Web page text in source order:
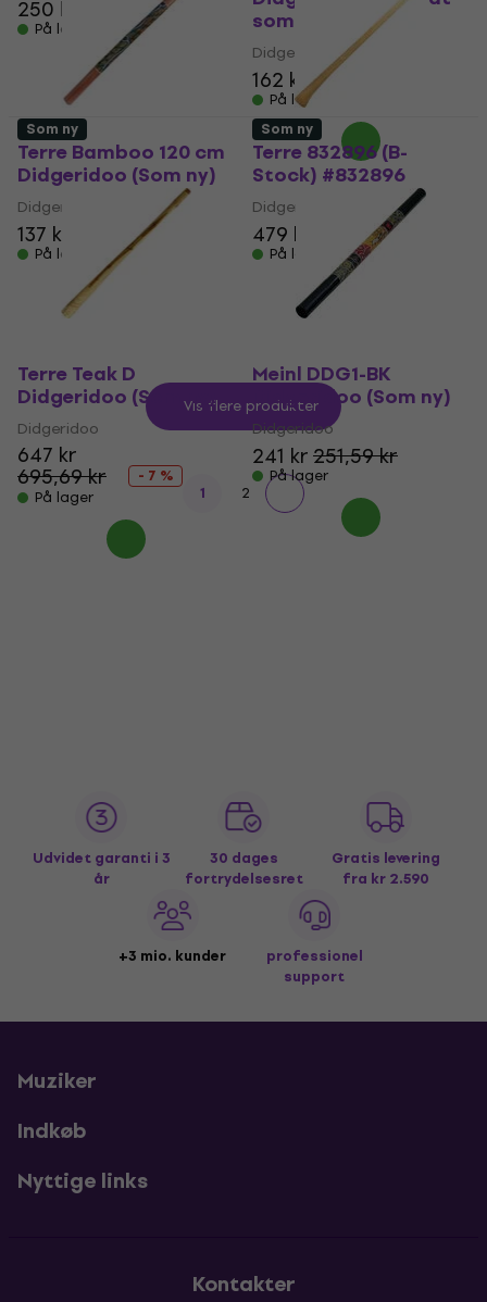
250 kr
På lager som nyt)
Didgeridoo
162 kr168 kr
På lager
Terre Bamboo 120 cm
Didgeridoo (Som ny)
Didgeridoo
137 kr
På lager
Terre 832896 (B-
Stock) #832896
Didgeridoo
479 kr 510,84 kr
På lager
Som ny
Terre Teak D
Didgeridoo (Som ny)
Didgeridoo
647 kr
695,69 kr
- 7 %
På lager
Som ny
Meinl DDG1-BK
Didgeridoo (Som ny)
Didgeridoo
241 kr251,59 kr
På lager
Vis flere produkter
1 2
Udvidet garanti i 3
år
30 dages
fortrydelsesret
Gratis levering
fra kr 2.590
+3 mio. kunder
professionel
support
Muziker
Indkøb
Nyttige links
Kontakter